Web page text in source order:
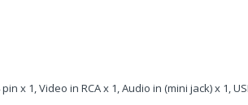
x 1, Video in RCA x 1, Audio in (mini jack) x 1,